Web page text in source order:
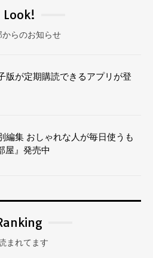
Look!
からのお知らせ
版が定期購読できるアプリが登
編集 おしゃれな人が毎日使うも
屋』発売中
まれてます